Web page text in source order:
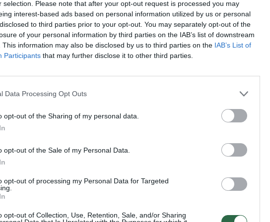
selection. Please note that after your opt-out request is processed you may
interest-based ads based on personal information utilized by us or personal
to third parties prior to your opt-out. You may separately opt-out of the
of your personal information by third parties on the IAB’s list of downstream
This information may also be disclosed by us to third parties on the IAB’s List of
Participants that may further disclose it to other third parties.
Data Processing Opt Outs
opt-out of the Sharing of my personal data.
opt-out of the Sale of my Personal Data.
opt-out of processing my Personal Data for Targeted
opt-out of Collection, Use, Retention, Sale, and/or Sharing
žuvo
Visi įrašai
Karšta A. Kasparavičiaus ir Ž Pavilionio
Laidos Lietuva tiesiogiai
Kuprines pasvėrę specialistai įspėja apie
pradinukų
automobilis
Žinios Lietuvos